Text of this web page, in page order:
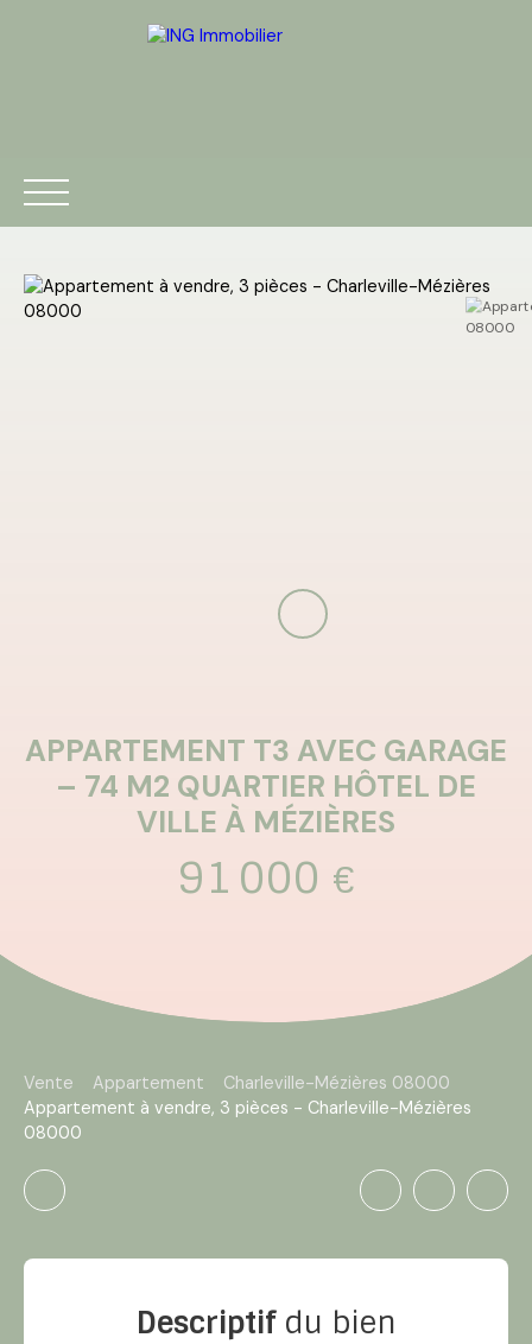
BLOG
APPARTEMENT T3 AVEC GARAGE
– 74 M2 QUARTIER HÔTEL DE
VILLE À MÉZIÈRES
91 000 €
Vente Appartement
Charleville-Mézières 08000
Appartement à vendre, 3 pièces - Charleville-Mézières
08000
Descriptifdu bien